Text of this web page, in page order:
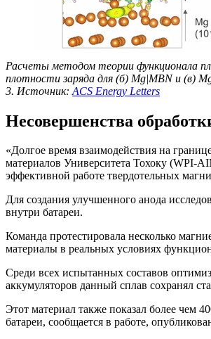
Расчеты методом теории функционала
плотности заряда для (б) Mg|MBN и (в)
3. Источник: ACS Energy Letters
Несовершенства
«Долгое время взаимодействия на
материалов Университета Тохоку (WPI-
эффективной работе твердотельных
Для создания улучшенного анода
внутри батареи.
Команда протестировала несколько
материалы в реальных условиях
Среди всех испытанных составов
аккумуляторов данный сплав сохранял
Этот материал также показал более чем
батареи, сообщается в работе,